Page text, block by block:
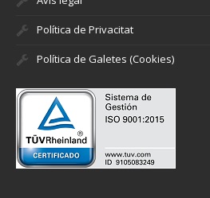
Política de Privacitat
Política de Galetes (Cookies)